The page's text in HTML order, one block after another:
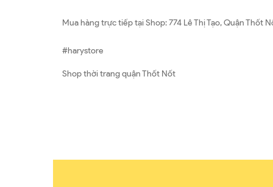
Mua hàng trực tiếp tại Shop: 774 Lê Thị Tạo, Quận Thốt
#harystore
Shop thời trang quận Thốt Nốt